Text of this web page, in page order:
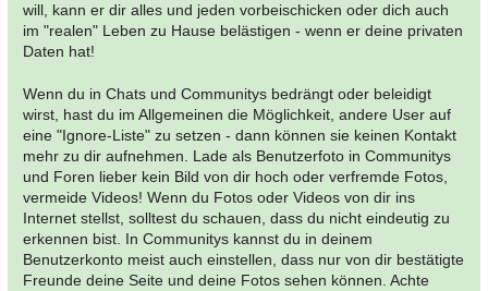
will, kann er dir alles und jeden vorbeischicken oder dich auch
im "realen" Leben zu Hause belästigen - wenn er deine privaten
Daten hat!
Wenn du in Chats und Communitys bedrängt oder beleidigt
wirst, hast du im Allgemeinen die Möglichkeit, andere User auf
eine "Ignore-Liste" zu setzen - dann können sie keinen Kontakt
mehr zu dir aufnehmen. Lade als Benutzerfoto in Communitys
und Foren lieber kein Bild von dir hoch oder verfremde Fotos,
vermeide Videos! Wenn du Fotos oder Videos von dir ins
Internet stellst, solltest du schauen, dass du nicht eindeutig zu
erkennen bist. In Communitys kannst du in deinem
Benutzerkonto meist auch einstellen, dass nur von dir bestätigte
Freunde deine Seite und deine Fotos sehen können. Achte